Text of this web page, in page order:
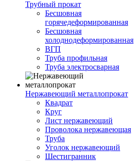
Трубный прокат
Бесшовная
горячедеформированная
Бесшовная
холоднодеформированная
ВГП
Труба профильная
Труба электросварная
Нержавеющий металлопрокат
Квадрат
Круг
Лист нержавеющий
Проволока нержавеющая
Труба
Уголок нержавеющий
Шестигранник